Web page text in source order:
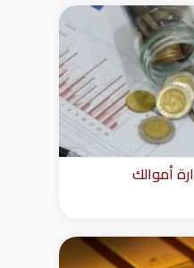
أموالك